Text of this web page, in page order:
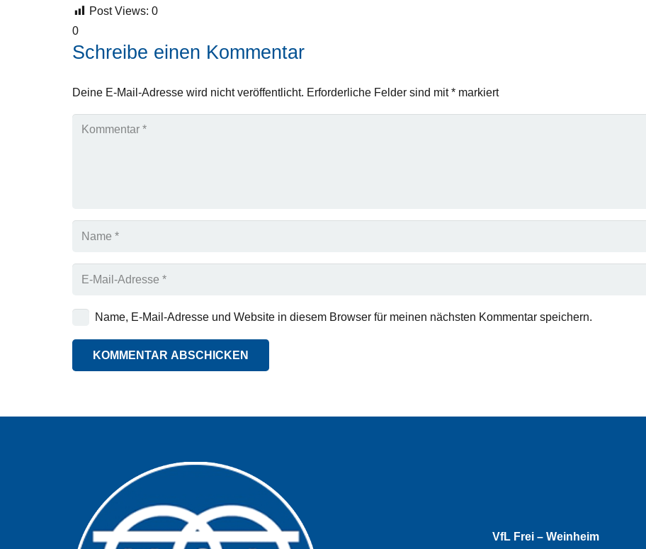
Post Views: 0
0
Schreibe einen Kommentar
Deine E-Mail-Adresse wird nicht veröffentlicht. Erforderliche Felder sind mit* markiert
Name, E-Mail-Adresse und Website in diesem Browser für meinen nächsten Kommentar speichern.
KOMMENTAR ABSCHICKEN
VfL Frei – Weinheim